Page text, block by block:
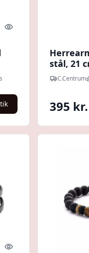
Quick look
stål, 21
C.Centrum
395 kr.
Quick look